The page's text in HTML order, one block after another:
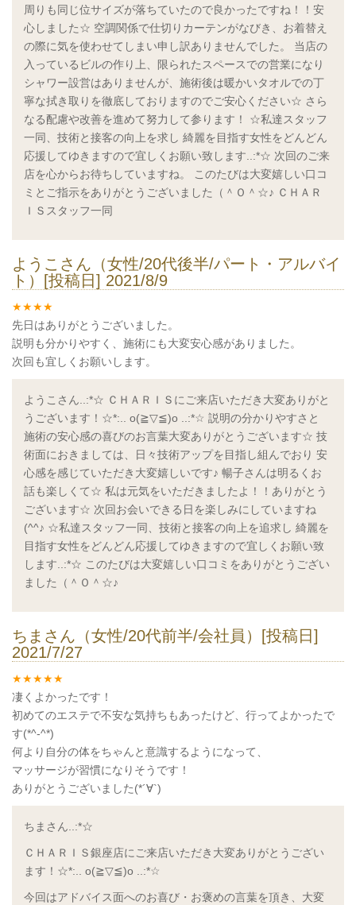
周りも同じ位サイズが落ちていたので良かったですね！！安
心しました☆ 空調関係で仕切りカーテンがなびき、お着替え
の際に気を使わせてしまい申し訳ありませんでした。 当店の
入っているビルの作り上、限られたスペースでの営業になり
シャワー設営はありませんが、施術後は暖かいタオルでの丁
寧な拭き取りを徹底しておりますのでご安心ください☆ さら
なる配慮や改善を進めて努力して参ります！ ☆私達スタッフ
一同、技術と接客の向上を求し 綺麗を目指す女性をどんどん
応援してゆきますので宜しくお願い致します..:*☆ 次回のご来
店を心からお待ちしていますね。 このたびは大変嬉しい口コ
ミとご指示をありがとうございました（＾Ｏ＾☆♪ ＣＨＡＲ
ＩＳスタッフ一同
ようこさん（女性/20代後半/パート・アルバイ
ト）[投稿日] 2021/8/9
先日はありがとうございました。
説明も分かりやすく、施術にも大変安心感がありました。
次回も宜しくお願いします。
ようこさん..:*☆ ＣＨＡＲＩＳにご来店いただき大変ありがと
うございます！☆*:.. o(≧▽≦)o ..:*☆ 説明の分かりやすさと
施術の安心感の喜びのお言葉大変ありがとうございます☆ 技
術面におきましては、日々技術アップを目指し組んでおり 安
心感を感じていただき大変嬉しいです♪ 暢子さんは明るくお
話も楽しくて☆ 私は元気をいただきましたよ！！ありがとう
ございます☆ 次回お会いできる日を楽しみにしていますね
(^^♪ ☆私達スタッフ一同、技術と接客の向上を追求し 綺麗を
目指す女性をどんどん応援してゆきますので宜しくお願い致
します..:*☆ このたびは大変嬉しい口コミをありがとうござい
ました（＾Ｏ＾☆♪
ちまさん（女性/20代前半/会社員）[投稿日]
2021/7/27
凄くよかったです！
初めてのエステで不安な気持ちもあったけど、行ってよかったで
す(*^-^*)
何より自分の体をちゃんと意識するようになって、
マッサージが習慣になりそうです！
ありがとうございました(*´∀`)
ちまさん..:*☆
ＣＨＡＲＩＳ銀座店にご来店いただき大変ありがとうござい
ます！☆*:.. o(≧▽≦)o ..:*☆
今回はアドバイス面へのお喜び・お褒めの言葉を頂き、大変